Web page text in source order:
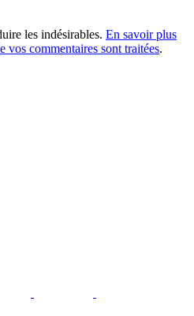
les indésirables. En savoir plus
vos commentaires sont traitées.